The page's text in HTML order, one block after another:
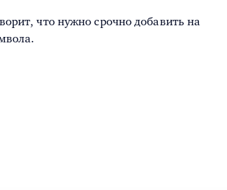
что нужно срочно добавить на